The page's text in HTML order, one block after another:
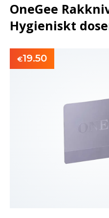
OneGee
Hygieniskt
€19.50